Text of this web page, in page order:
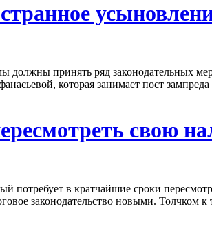
должны принять ряд законодательных
которая занимает пост
свою
потребует в кратчайшие сроки
законодательство новыми. Толчком